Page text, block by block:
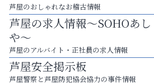
芦屋のおしゃれなお稽古情報
芦屋の求人情報～SOHOあし
や～
芦屋のアルバイト・正社員の求人情報
芦屋安全掲示板
芦屋警察と芦屋防犯協会協力の事件情報